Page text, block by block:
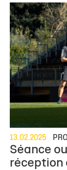
13.02.2025
Séance
réception